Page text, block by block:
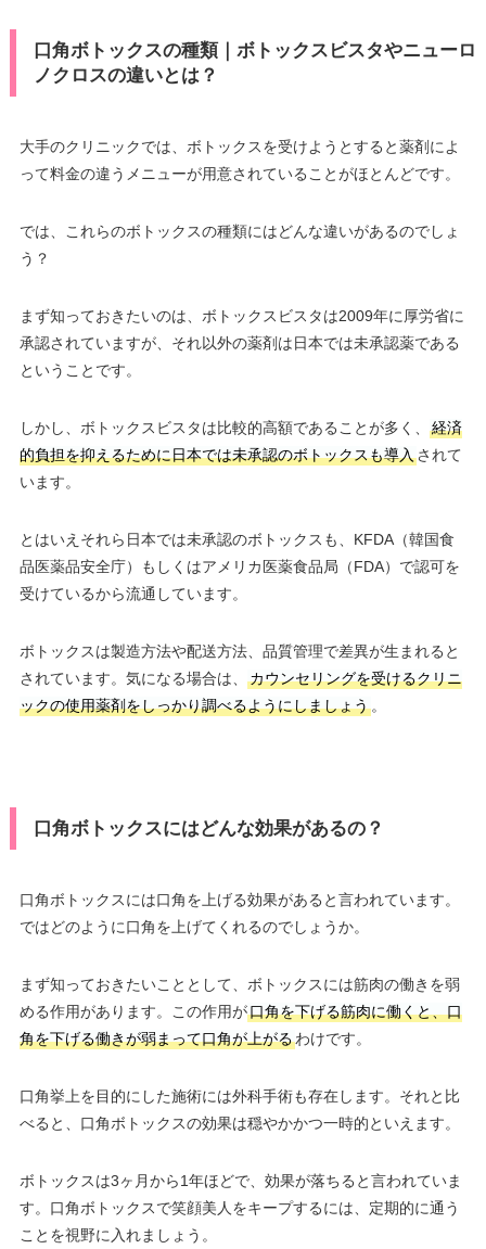
口角ボトックスの種類｜ボトックスビスタやニューロ
ノクロスの違いとは？
大手のクリニックでは、ボトックスを受けようとすると薬剤によ
って料金の違うメニューが用意されていることがほとんどです。
では、これらのボトックスの種類にはどんな違いがあるのでしょ
う？
まず知っておきたいのは、ボトックスビスタは2009年に厚労省に
承認されていますが、それ以外の薬剤は日本では未承認薬である
ということです。
しかし、ボトックスビスタは比較的高額であることが多く、
経済
的負担を抑えるために日本では未承認のボトックスも導入されて
います。
とはいえそれら日本では未承認のボトックスも、KFDA（韓国食
品医薬品安全庁）もしくはアメリカ医薬食品局（FDA）で認可を
受けているから流通しています。
ボトックスは製造方法や配送方法、品質管理で差異が生まれると
されています。気になる場合は、
カウンセリングを受けるクリニ
ックの使用薬剤をしっかり調べるようにしましょう。
口角ボトックスにはどんな効果があるの？
口角ボトックスには口角を上げる効果があると言われています。
ではどのように口角を上げてくれるのでしょうか。
まず知っておきたいこととして、ボトックスには筋肉の働きを弱
める作用があります。この作用が口角を下げる筋肉に働くと、口
角を下げる働きが弱まって口角が上がるわけです。
口角挙上を目的にした施術には外科手術も存在します。それと比
べると、口角ボトックスの効果は穏やかかつ一時的といえます。
ボトックスは3ヶ月から1年ほどで、効果が落ちると言われていま
す。口角ボトックスで笑顔美人をキープするには、定期的に通う
ことを視野に入れましょう。